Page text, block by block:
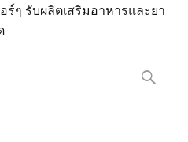
ร์ๆ รับผลิตเสริมอาหารและยา
to
content
ค้นหา
สำหรับ: